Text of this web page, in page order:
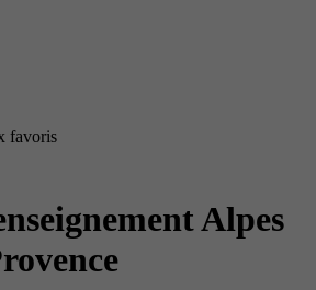
favoris
Alpes